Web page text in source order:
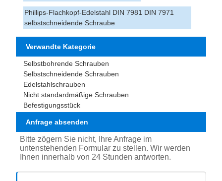
Phillips-Flachkopf-Edelstahl DIN 7981 DIN 7971
selbstschneidende Schraube
Verwandte Kategorie
Selbstbohrende Schrauben
Selbstschneidende Schrauben
Edelstahlschrauben
Nicht standardmäßige Schrauben
Befestigungsstück
Anfrage absenden
Bitte zögern Sie nicht, Ihre Anfrage im
untenstehenden Formular zu stellen. Wir werden
Ihnen innerhalb von 24 Stunden antworten.